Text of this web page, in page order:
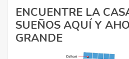
ENCUENTRE LA
SUEÑOS AQUÍ Y
GRANDE